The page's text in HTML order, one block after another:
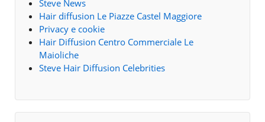
Steve News
Hair diffusion Le Piazze Castel Maggiore
Privacy e cookie
Hair Diffusion Centro Commerciale Le
Maioliche
Steve Hair Diffusion Celebrities